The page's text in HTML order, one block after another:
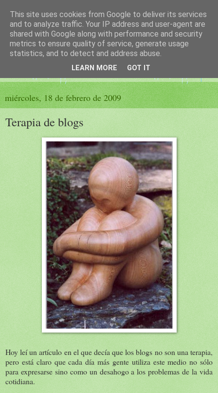
El sueño de las palabras
PÁGINA LITERARIA DE FELISA MORENO
miércoles, 18 de febrero de 2009
Terapia de blogs
Hoy leí un artículo en el que decía que los blogs no son una terapia,
pero está claro que cada día más gente utiliza este medio no sólo
para expresarse sino como un desahogo a los problemas de la vida
cotidiana.
This site uses cookies from Google to deliver its services
and to analyze traffic. Your IP address and user-agent are
shared with Google along with performance and security
metrics to ensure quality of service, generate usage
statistics, and to detect and address abuse.
LEARN MORE GOT IT